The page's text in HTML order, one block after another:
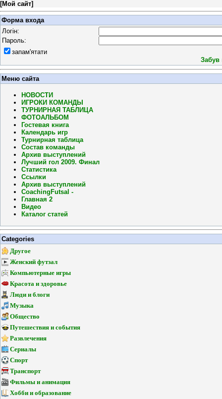
[Мой сайт]
Форма входа
Логін:
Пароль:
запам'ятати
Забув
Меню сайта
НОВОСТИ
ИГРОКИ КОМАНДЫ
ТУРНИРНАЯ ТАБЛИЦА
ФОТОАЛЬБОМ
Гостевая книга
Календарь игр
Турнирная таблица
Состав команды
Архив выступлений
Лучший гол 2009. Финал
Статистика
Ссылки
Архив выступлений
CoachingFutsal -
Главная 2
Видео
Каталог статей
Categories
Другое
Женский футзал
Компьютерные игры
Красота и здоровье
Люди и блоги
Музыка
Общество
Путешествия и события
Развлечения
Сериалы
Спорт
Транспорт
Фильмы и анимация
Хобби и образование